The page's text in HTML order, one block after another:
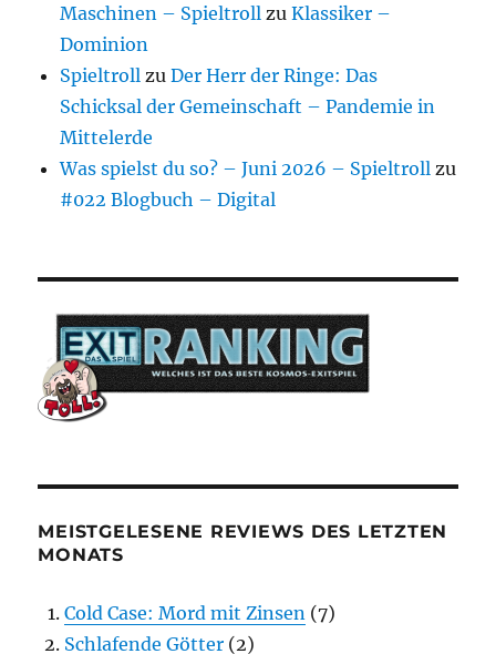
Maschinen – Spieltroll zuKlassiker –
Dominion
Spieltroll zuDer Herr der Ringe: Das
Schicksal der Gemeinschaft – Pandemie in
Mittelerde
Was spielst du so? – Juni 2026 – Spieltroll zu
#022 Blogbuch – Digital
MEISTGELESENE REVIEWS DES LETZTEN
MONATS
Cold Case: Mord mit Zinsen (7)
Schlafende Götter (2)